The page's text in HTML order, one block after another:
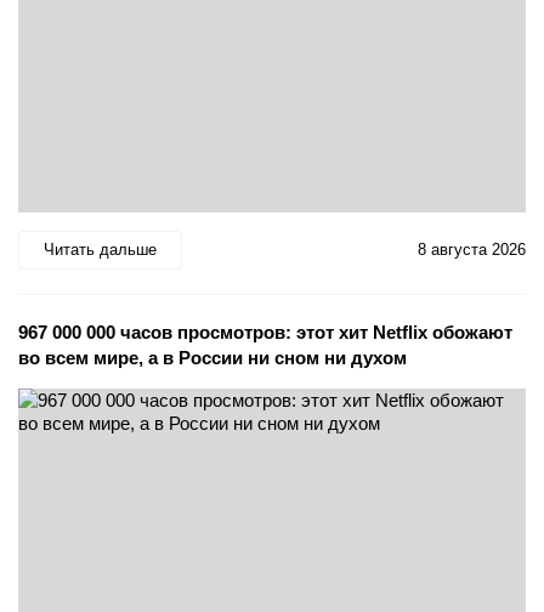
Читать дальше 8 августа 2026
967 000 000 часов просмотров: этот хит Netflix обожают
во всем мире, а в России ни сном ни духом